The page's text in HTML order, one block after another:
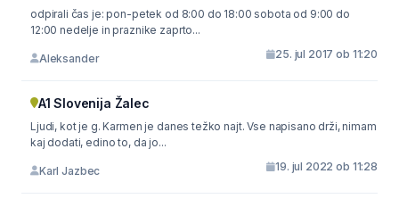
odpirali čas je: pon-petek od 8:00 do 18:00 sobota od 9:00 do
12:00 nedelje in praznike zaprto...
Aleksander 25. jul 2017 ob 11:20
A1 Slovenija Žalec
Ljudi, kot je g. Karmen je danes težko najt. Vse napisano drži, nimam
kaj dodati, edino to, da jo...
Karl Jazbec 19. jul 2022 ob 11:28